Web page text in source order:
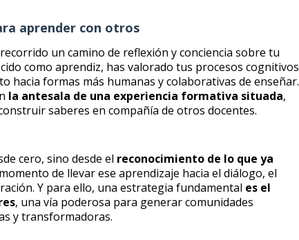
aprender con otros
un camino de reflexión y conciencia sobre tu
como aprendiz, has valorado tus procesos cognitivos
hacia formas más humanas y colaborativas de enseñar.
la antesala de una experiencia formativa situada,
saberes en compañía de otros docentes.
cero, sino desde el reconocimiento de lo que ya
de llevar ese aprendizaje hacia el diálogo, el
Y para ello, una estrategia fundamental es el
, una vía poderosa para generar comunidades
y transformadoras.